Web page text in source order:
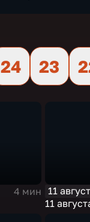
24 23
4 мин
11
11